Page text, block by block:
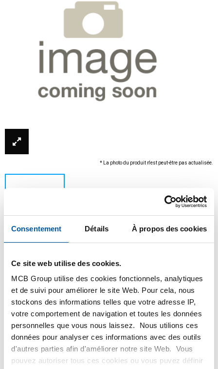
Consentement Détails À propos des cookies
Ce site web utilise des cookies.
MCB Group utilise des cookies fonctionnels, analytiques
et de suivi pour améliorer le site Web. Pour cela, nous
stockons des informations telles que votre adresse IP,
votre comportement de navigation et toutes les données
personnelles que vous nous laissez. Nous utilions ces
données pour analyser ces informations avec des outils
d'autres parties afin d'améliorer notre site Web. Vous
pouvez autoriser tous ces cookies ou vous puvez définir
* La photo du produit n'est peut-être pas actualisée.
Ce produit ne peut être commandé en ligne, pour
plus d'information, veuillez contacter notre
service client.
Commandez avec vos propres numéros d’articles
Calculez avec les prix MCB actuels
Suivez votre commande avec Track&Trace